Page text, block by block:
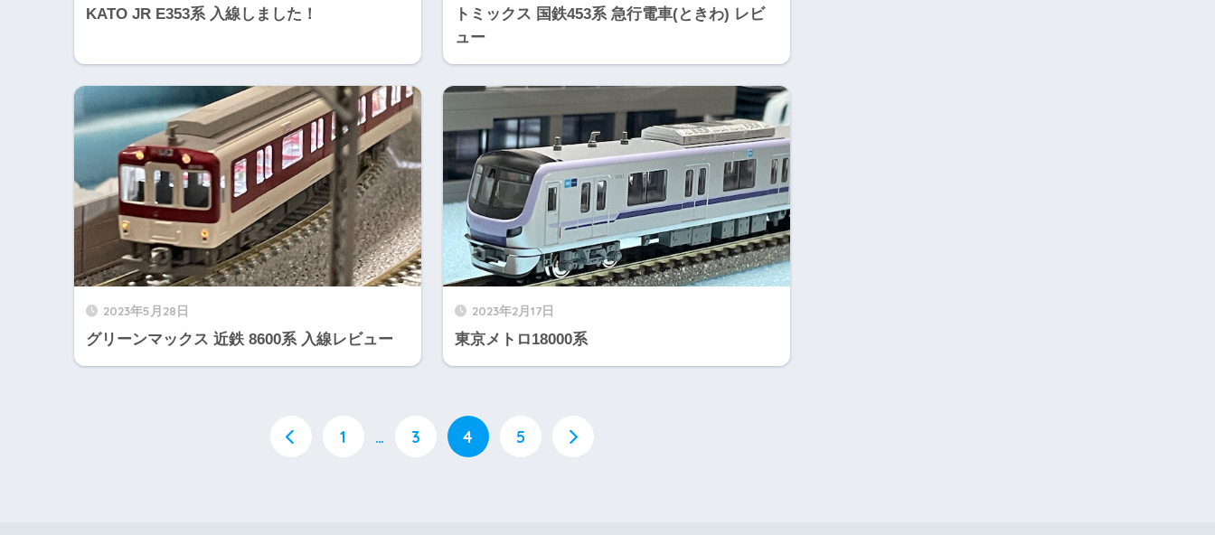
KATO JR E353系 入線しました！
トミックス 国鉄453系 急行電車(ときわ) レビ
ュー
2023年5月28日
グリーンマックス 近鉄 8600系 入線レビュー
2023年2月17日
東京メトロ18000系
1 … 3 4 5